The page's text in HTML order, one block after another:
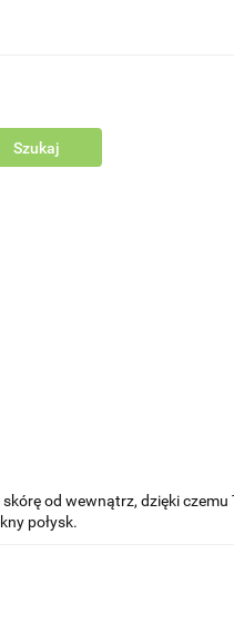
od wewnątrz, dzięki czemu
połysk.